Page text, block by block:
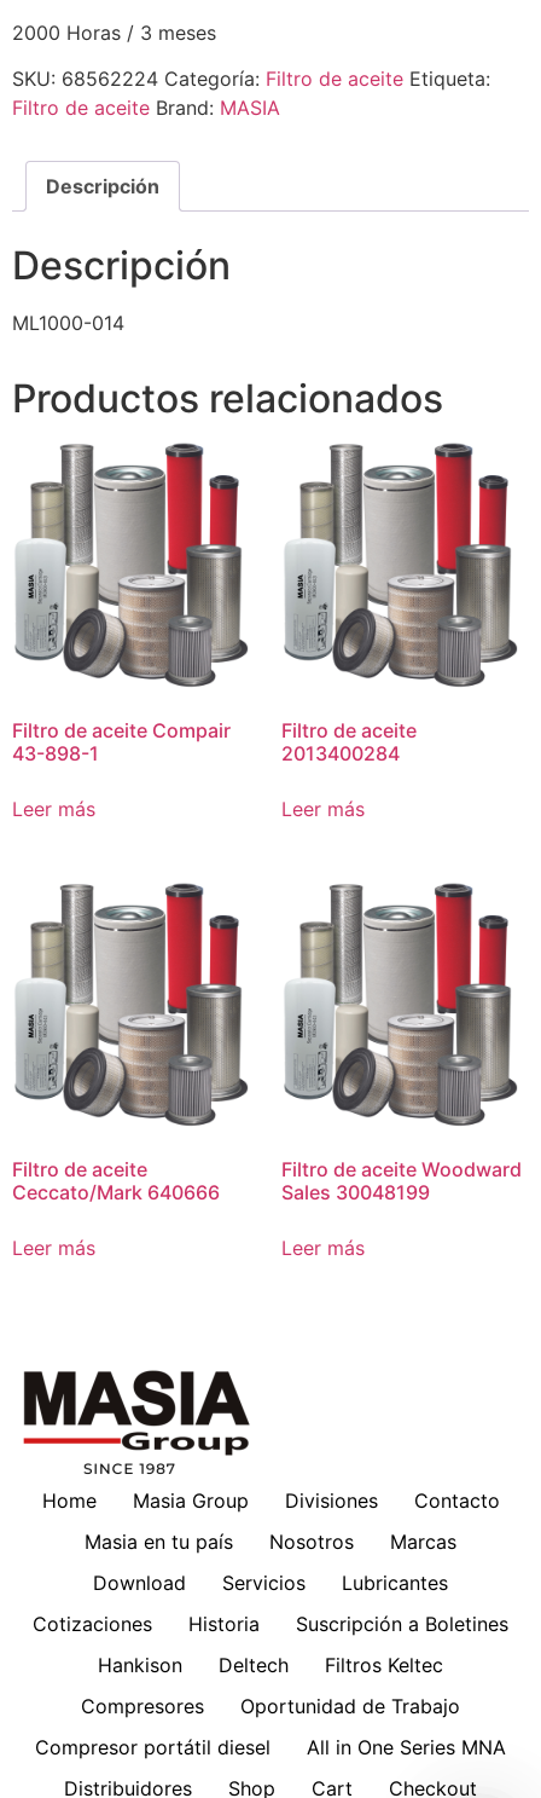
2000 Horas / 3 meses
SKU: 68562224 Categoría: Filtro de aceite Etiqueta:
Filtro de aceite Brand: MASIA
Descripción
Descripción
ML1000-014
Productos relacionados
Filtro de aceite Compair
43-898-1
Leer más
Filtro de aceite
2013400284
Leer más
Filtro de aceite
Ceccato/Mark 640666
Leer más
Filtro de aceite Woodward
Sales 30048199
Leer más
Home Masia Group Divisiones
Contacto
Masia en tu país
Nosotros
Marcas
Download
Servicios
Lubricantes
Cotizaciones
Historia
Suscripción a Boletines
Hankison
Deltech
Filtros Keltec
Compresores
Oportunidad de Trabajo
Compresor portátil diesel
All in One Series MNA
Distribuidores
Shop Cart Checkout